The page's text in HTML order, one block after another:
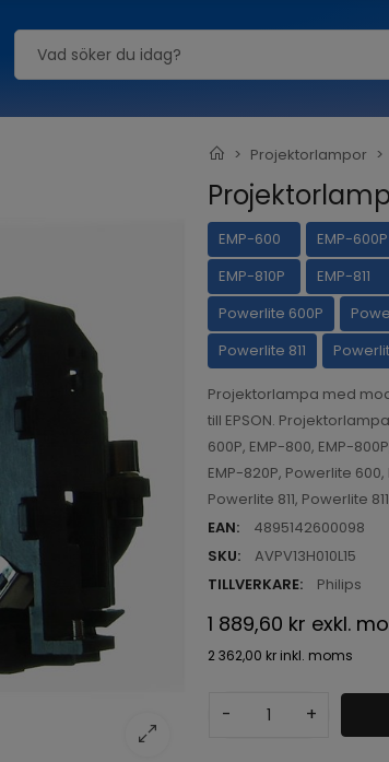
Projektorlampor
EMP-600 EMP-600P
EMP-810P
EMP-811
Powerlite 600P
Powerlite 811
Projektorlampa med
till EPSON.
600P, EMP-800, EMP-
EMP-820P, Powerlite
Powerlite 811, Powerlite
EAN:
4895142600098
SKU:
AVPV13H010L15
TILLVERKARE:
Philips
1 889,60 kr exkl.
2 362,00 kr inkl. moms
- +